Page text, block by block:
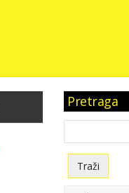
Pretraga